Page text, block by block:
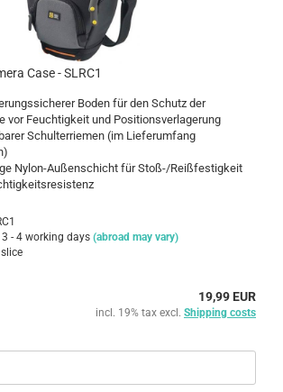
Case - SLRC1
Boden für den Schutz der
vor Feuchtigkeit und Positionsverlagerung
Schulterriemen (im Lieferumfang
Nylon-Außenschicht für Stoß-/Reißfestigkeit
3 - 4 working days (abroad may vary)
19,99 EUR
incl. 19% tax excl. Shipping costs